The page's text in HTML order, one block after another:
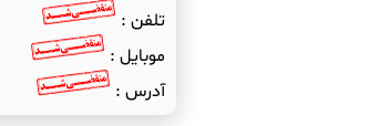
تلفن :
موبایل :
آدرس :